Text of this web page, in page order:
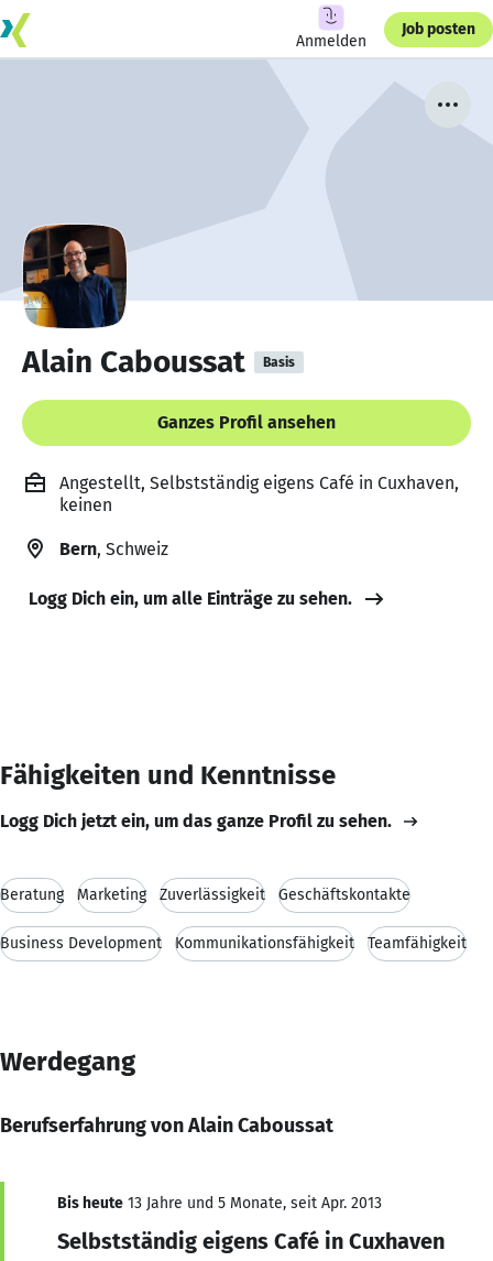
Anmelden
Job posten
Alain Caboussat Basis
Ganzes Profil ansehen
Angestellt, Selbstständig eigens Café in Cuxhaven,
keinen
Bern, Schweiz
Logg Dich ein, um alle Einträge zu sehen.
Fähigkeiten und Kenntnisse
Logg Dich jetzt ein, um das ganze Profil zu sehen.
Beratung Marketing Zuverlässigkeit Geschäftskontakte
Business Development Kommunikationsfähigkeit Teamfähigkeit
Werdegang
Berufserfahrung von Alain Caboussat
Bis heute 13 Jahre und 5 Monate, seit Apr. 2013
Selbstständig eigens Café in Cuxhaven